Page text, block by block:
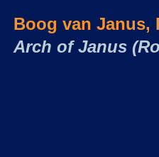
Boog van Janus,
Arch of Janus